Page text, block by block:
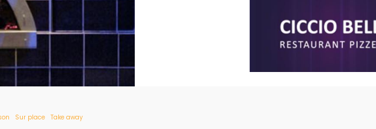
Sur place Take away